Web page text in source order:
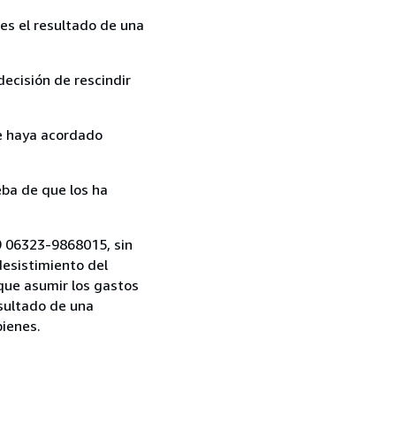
el resultado de una
de rescindir
haya acordado
de que los ha
9868015, sin
del
asumir los gastos
de una